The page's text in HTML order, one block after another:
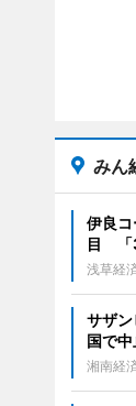
みん
伊良
目 「
浅草経
サザ
国で
湘南経